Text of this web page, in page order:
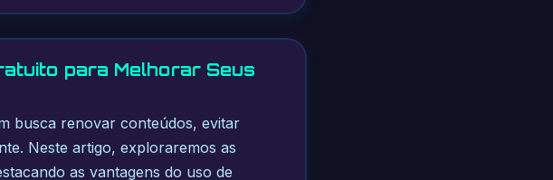
para Melhorar Seus
busca renovar conteúdos, evitar
Neste artigo, exploraremos as
as vantagens do uso de